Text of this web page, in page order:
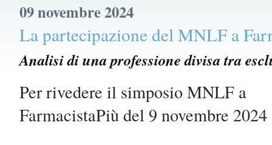
09 novembre 2024
La partecipazione del MNLF a
Analisi di una professione divisa tra
Per rivedere il simposio MNLF a
FarmacistaPiù del 9 novembre 2024